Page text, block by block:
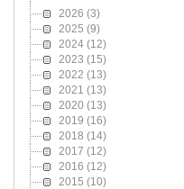
2026 (3)
2025 (9)
2024 (12)
2023 (15)
2022 (13)
2021 (13)
2020 (13)
2019 (16)
2018 (14)
2017 (12)
2016 (12)
2015 (10)